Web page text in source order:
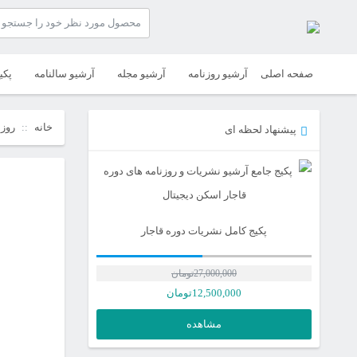
صفحه اصلی آرشیو روزنامه آرشیو مجله آرشیو سالنامه
خانه پیشنهاد لحظه ای
پکیج کامل نشریات دوره قاجار
27,000,000تومان
12,500,000تومان
مشاهده